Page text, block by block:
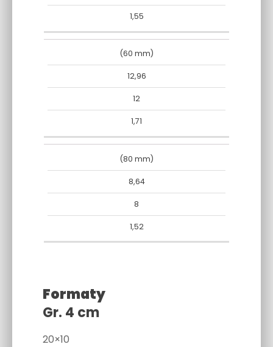
1,55
(60 mm)
12,96
12
1,71
(80 mm)
8,64
8
1,52
Formaty
Gr. 4 cm
20×10